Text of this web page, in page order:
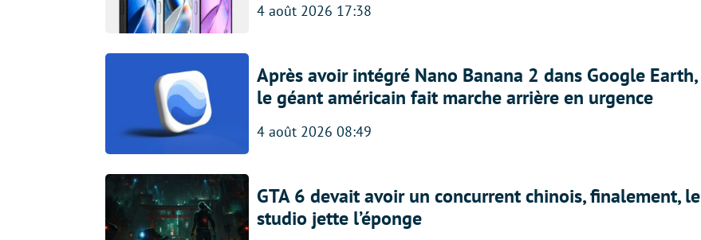
4 août 2026 17:38
Après avoir intégré Nano Banana 2 dans Google Earth,
le géant américain fait marche arrière en urgence
4 août 2026 08:49
GTA 6 devait avoir un concurrent chinois, finalement, le
studio jette l’éponge